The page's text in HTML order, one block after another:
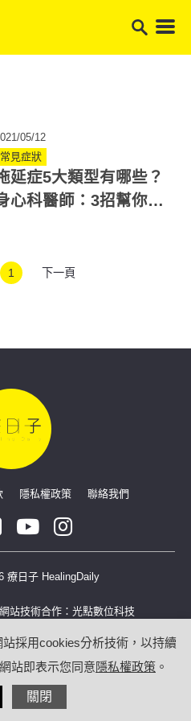
05/12
常見症狀
延症5大類型有哪些？
心科醫師：3招幫你改
1 下一頁
隱私權政策 聯絡我們
療日子 HealingDaily
網站技術合作： 光點數位科技
採用cookies分析技術，以持續
站即表示您同意隱私權政策 。
關閉